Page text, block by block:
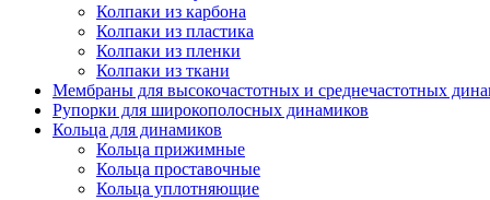
Колпаки из карбона
Колпаки из пластика
Колпаки из пленки
Колпаки из ткани
Мембраны для высокочастотных и среднечастотных
Рупорки для широкополосных динамиков
Кольца для динамиков
Кольца прижимные
Кольца проставочные
Кольца уплотняющие